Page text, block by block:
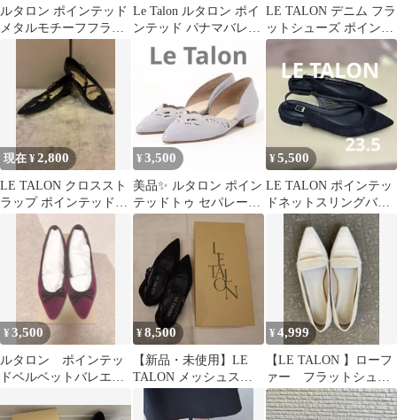
ルタロン ポインテッド
メタルモチーフフラッ
Le Talon ルタロン ポイ
ンテッド パナマバレエ
シューズ24.5cmドット
LE TALON デニム フラ
ットシューズ ポインテ
ッドトゥ
現在 ¥2,800
LE TALON クロススト
ラップ ポインテッドト
ゥ フラットシューズ ブ
¥ 3,500
美品✨ ルタロン ポイン
テッドトゥ セパレート
フラット パンプス ペイ
ズリー柄
¥5,500
LE TALON ポインテッ
ドネットスリングバッ
ク メッシュパンプス
23.5
¥3,500
ルタロン ポインテッ
ドベルベットバレエ
リー 23cm
¥8,500
【新品・未使用】LE
TALON メッシュスト
ラップパンプス 22.5 ブ
ラック
¥4,999
【LE TALON 】ローフ
ァー フラットシュー
ズ 23.5